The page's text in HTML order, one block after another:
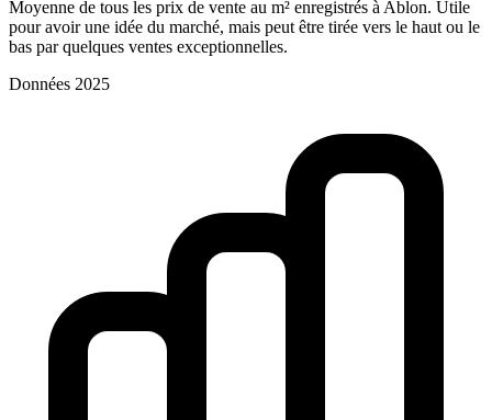
Moyenne de tous les prix de vente au m² enregistrés à Ablon. Utile
pour avoir une idée du marché, mais peut être tirée vers le haut ou le
bas par quelques ventes exceptionnelles.
Données 2025